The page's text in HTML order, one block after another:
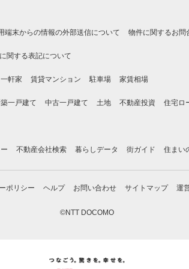
端末からの情報の外部送信について 物件に関するお問
関する表記について
軒家 賃貸マンション 駐車場 家賃相場
一戸建て 中古一戸建て 土地 不動産投資 住宅ロ
不動産会社検索 暮らしデータ 街ガイド 住まい
ポリシー ヘルプ お問い合わせ サイトマップ 運
©NTT DOCOMO